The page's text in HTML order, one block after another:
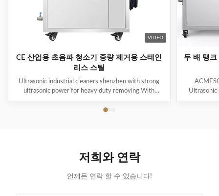
VIDEO
CE 산업용 초음파 청소기 중량 제거용 스테인
리스 스틸
Ultrasonic industrial cleaners shenzhen with strong
ultrasonic power for heavy duty removing With
widely used in engine block, engine parts cleaning,
ultrasonic cleaning of engine parts,
block,Semiconductor wafer,
두 배 탱
Ultrasonic
저희와 연락
언제든 연락 할 수 있습니다!